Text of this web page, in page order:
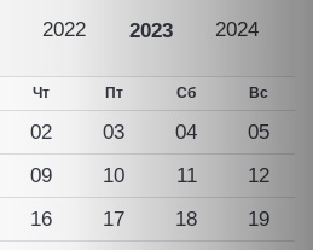
2022 2023 2024
Чт Пт Сб Вс
02 03 04
05
09 10 11
12
16 17 18
19